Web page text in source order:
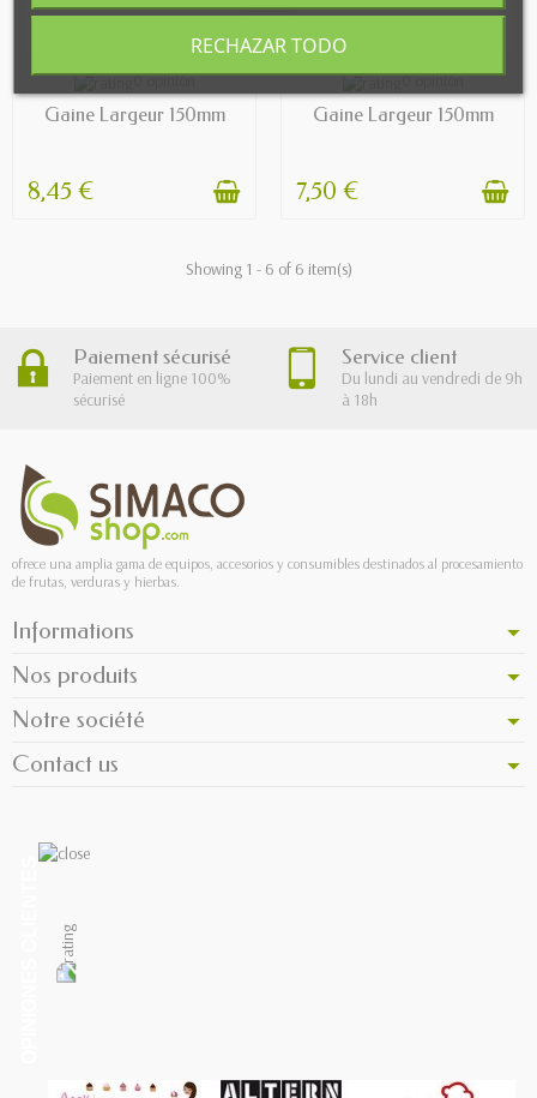
AVAILABLE
0 opinión
Gaine Largeur 150mm
8,45 €
AVAILABLE
0 opinión
Gaine Largeur 150mm
7,50 €
Showing 1 - 6 of 6 item(s)
Paiement sécurisé
Paiement en ligne 100%
sécurisé
Service client
Du lundi au vendredi de 9h
à 18h
ofrece una amplia gama de equipos, accesorios y consumibles destinados al procesamiento
de frutas, verduras y hierbas.
Informations
Nos produits
Notre société
Contact us
RECHAZAR TODO